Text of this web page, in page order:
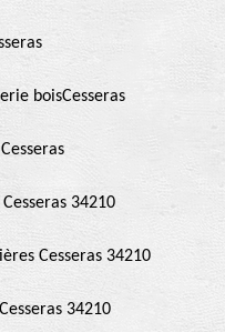
boisCesseras
34210
Cesseras 34210
34210